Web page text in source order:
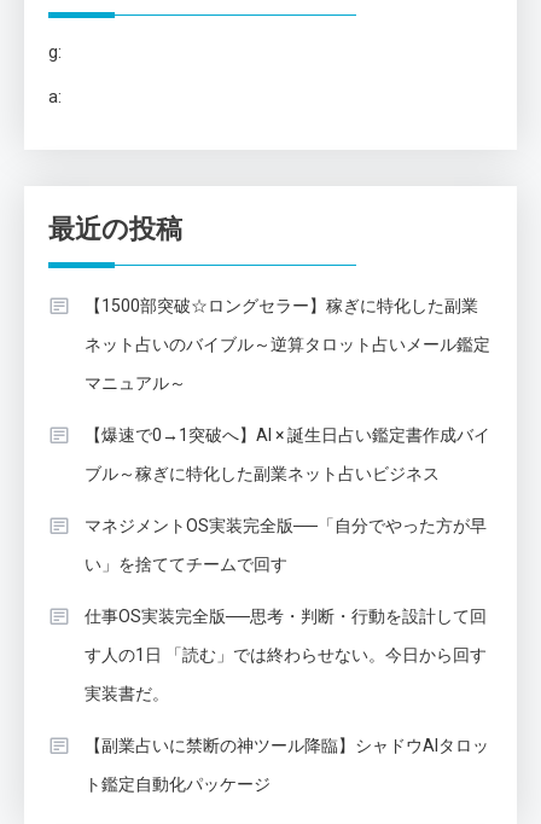
g:
a:
最近の投稿
【1500部突破☆ロングセラー】稼ぎに特化した副業
ネット占いのバイブル～逆算タロット占いメール鑑定
マニュアル～
【爆速で0→1突破へ】AI × 誕生日占い鑑定書作成バイ
ブル～稼ぎに特化した副業ネット占いビジネス
マネジメントOS実装完全版──「自分でやった方が早
い」を捨ててチームで回す
仕事OS実装完全版──思考・判断・行動を設計して回
す人の1日 「読む」では終わらせない。今日から回す
実装書だ。
【副業占いに禁断の神ツール降臨】シャドウAIタロッ
ト鑑定自動化パッケージ